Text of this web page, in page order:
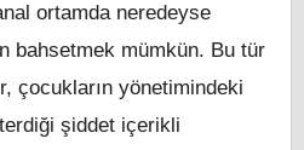
ortamda neredeyse
bahsetmek mümkün. Bu tür
çocukların yönetimindeki
şiddet içerikli